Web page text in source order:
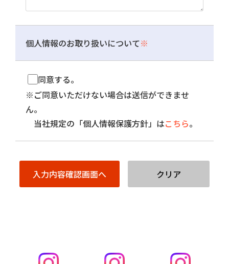
個人情報のお取り扱いについて※
同意する。
※ご同意いただけない場合は送信ができませ
ん。
当社規定の「個人情報保護方針」はこちら。